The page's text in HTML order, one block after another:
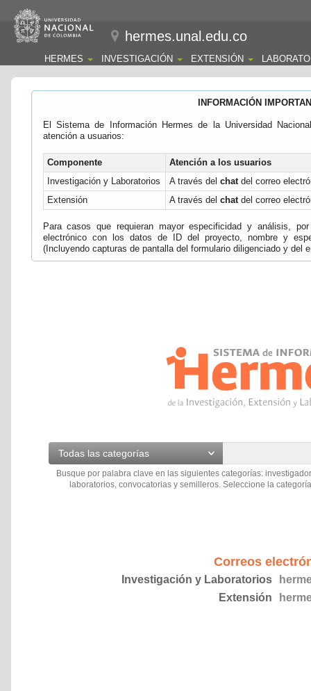
hermes.unal.edu.co
HERMES INVESTIGACIÓN EXTENSIÓN
INFORMACIÓN
El Sistema de Información Hermes de la Universidad
atención a usuarios:
Componente
Atención a los usuarios
Investigación y Laboratorios
A través del chatdel correo
Extensión
A través del chatdel correo
Para casos que requieran mayor especificidad y análisis,
electrónico con los datos de ID del proyecto, nombre y
(Incluyendo capturas de pantalla del formulario diligenciado y del
Todas las categorías
Busque por palabra clave en las siguientes categorías:
laboratorios, convocatorias y semilleros. Seleccione la
Correos
Investigación y Laboratorios
Extensión